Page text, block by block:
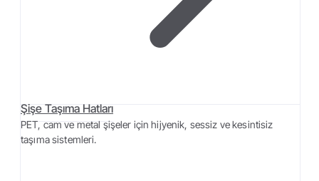
Şişe Taşıma Hatları
PET, cam ve metal şişeler için hijyenik, sessiz ve kesintisiz
taşıma sistemleri.